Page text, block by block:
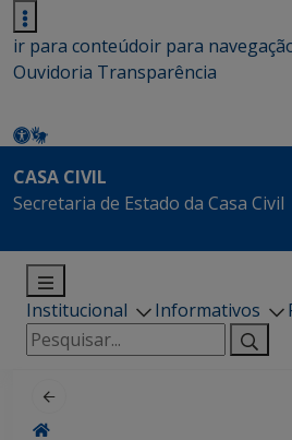
ir para conteúdoir para
Ouvidoria Transparência
CASA CIVIL
Secretaria de Estado da Casa Civil
Institucional Informativos
Pesquisar
por: